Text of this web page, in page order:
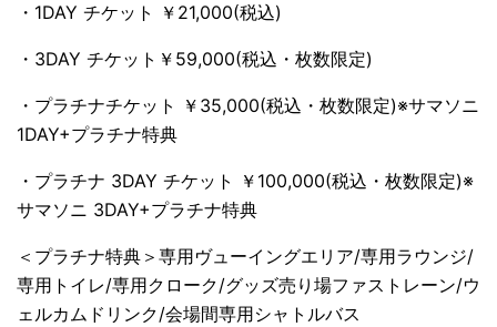
・1DAY チケット ￥21,000(税込)
・3DAY チケット￥59,000(税込・枚数限定)
・プラチナチケット ￥35,000(税込・枚数限定)※サマソニ
1DAY+プラチナ特典
・プラチナ 3DAY チケット ￥100,000(税込・枚数限定)※
サマソニ 3DAY+プラチナ特典
＜プラチナ特典＞専用ヴューイングエリア/専用ラウンジ/
専用トイレ/専用クローク/グッズ売り場ファストレーン/ウ
ェルカムドリンク/会場間専用シャトルバス